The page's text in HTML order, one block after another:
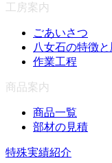
工房案内
ごあいさつ
八女石の特徴と
作業工程
商品案内
商品一覧
部材の見積
特殊実績紹介